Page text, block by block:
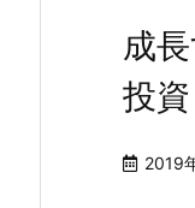
成
投
2019